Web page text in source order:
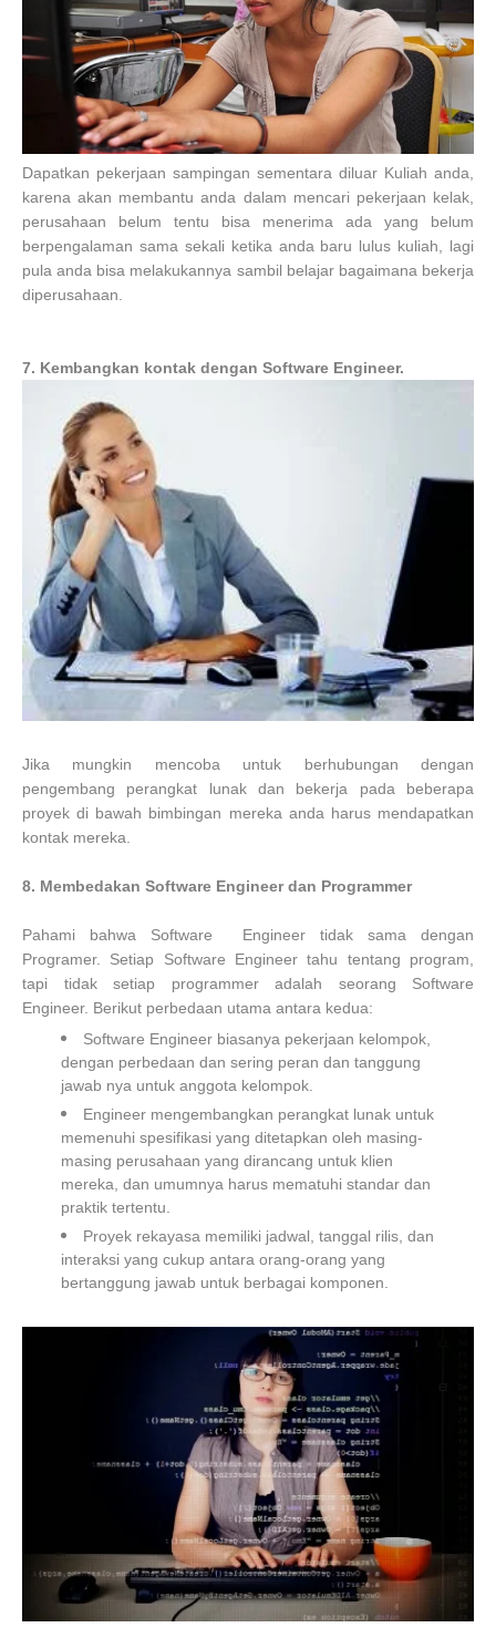
Dapatkan pekerjaan sampingan sementara diluar Kuliah anda,
karena akan membantu anda dalam mencari pekerjaan kelak,
perusahaan belum tentu bisa menerima ada yang belum
berpengalaman sama sekali ketika anda baru lulus kuliah, lagi
pula anda bisa melakukannya sambil belajar bagaimana bekerja
diperusahaan.
7. Kembangkan kontak dengan Software Engineer.
Jika mungkin mencoba untuk berhubungan dengan
pengembang perangkat lunak dan bekerja pada beberapa
proyek di bawah bimbingan mereka anda harus mendapatkan
kontak mereka.
8. Membedakan Software Engineer dan Programmer
Pahami bahwa Software Engineer tidak sama dengan
Programer. Setiap Software Engineer tahu tentang program,
tapi tidak setiap programmer adalah seorang Software
Engineer. Berikut perbedaan utama antara kedua:
Software Engineer biasanya pekerjaan kelompok,
dengan perbedaan dan sering peran dan tanggung
jawab nya untuk anggota kelompok.
Engineer mengembangkan perangkat lunak untuk
memenuhi spesifikasi yang ditetapkan oleh masing-
masing perusahaan yang dirancang untuk klien
mereka, dan umumnya harus mematuhi standar dan
praktik tertentu.
Proyek rekayasa memiliki jadwal, tanggal rilis, dan
interaksi yang cukup antara orang-orang yang
bertanggung jawab untuk berbagai komponen.